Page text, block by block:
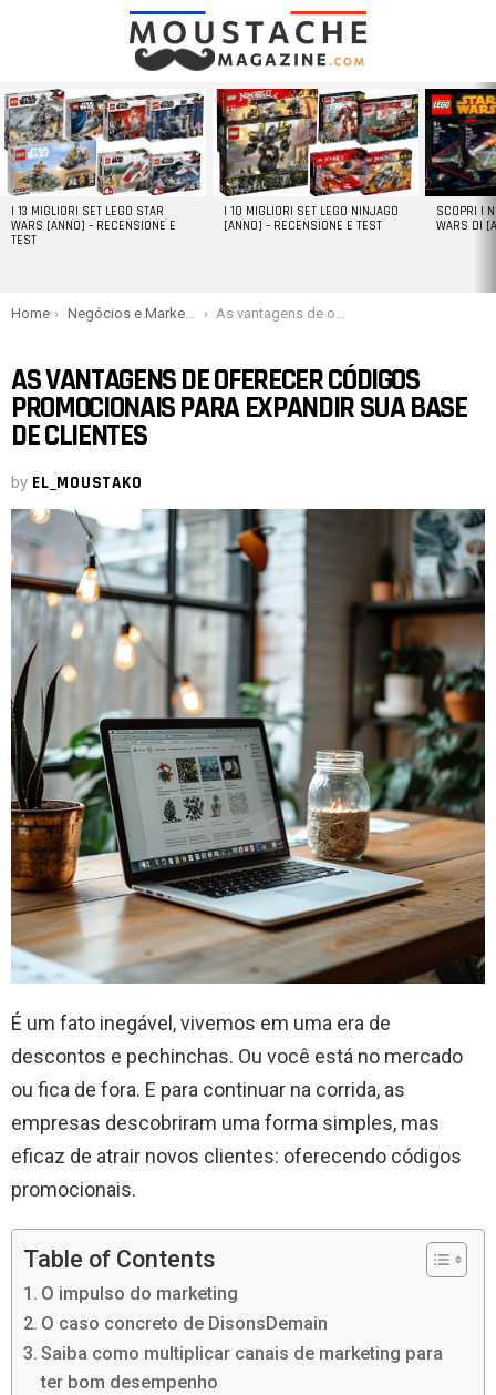
LATEST
STORIES
I 13 MIGLIORI SET LEGO STAR
WARS [ANNO] – RECENSIONE E
TEST
I 10 MIGLIORI SET LEGO NINJAGO
[ANNO] – RECENSIONE E TEST
SCOPRI I
WARS DI
You are here:
Home Negócios e Marketing As vantagens de oferecer códigos promocionais para expandir sua base de clientes
AS VANTAGENS DE OFERECER CÓDIGOS
PROMOCIONAIS PARA EXPANDIR SUA BASE
DE CLIENTES
by EL_MOUSTAKO
É um fato inegável, vivemos em uma era de
descontos e pechinchas. Ou você está no mercado
ou fica de fora. E para continuar na corrida, as
empresas descobriram uma forma simples, mas
eficaz de atrair novos clientes: oferecendo códigos
promocionais.
Table of Contents
O impulso do marketing
O caso concreto de DisonsDemain
Saiba como multiplicar canais de marketing para
ter bom desempenho